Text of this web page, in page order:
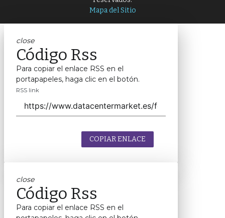
Mapa del Sitio
close
Código Rss
Para copiar el enlace RSS en el
portapapeles, haga clic en el botón.
RSS link
COPIAR ENLACE
close
Código Rss
Para copiar el enlace RSS en el